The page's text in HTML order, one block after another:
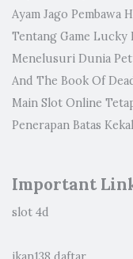
Ayam Jago Pembawa
Tentang Game Lucky
Menelusuri Dunia
And The Book Of
Main Slot Online
Penerapan Batas
Important
slot 4d